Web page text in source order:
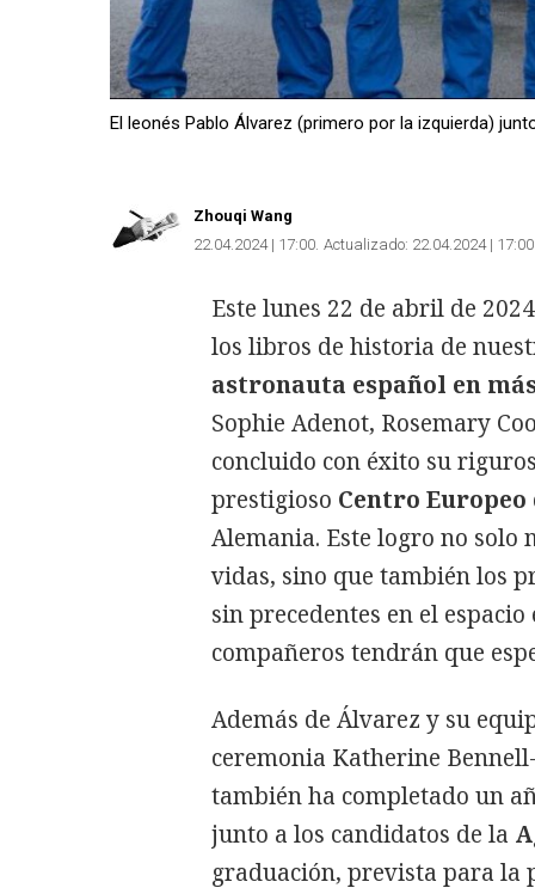
El leonés Pablo Álvarez (primero por la izquierda)
Zhouqi Wang
22.04.2024 | 17:00 Actualizado: 22.04.2024 | 17:00
Este lunes 22 de abril de
los libros de historia de
astronauta español en
Sophie Adenot, Rosemary
concluido con éxito su
prestigioso Centro
Alemania. Este logro no solo
vidas, sino que también los
sin precedentes en el
compañeros tendrán que
Además de Álvarez y su
ceremonia Katherine
también ha completado un
junto a los candidatos de la
graduación, prevista para la